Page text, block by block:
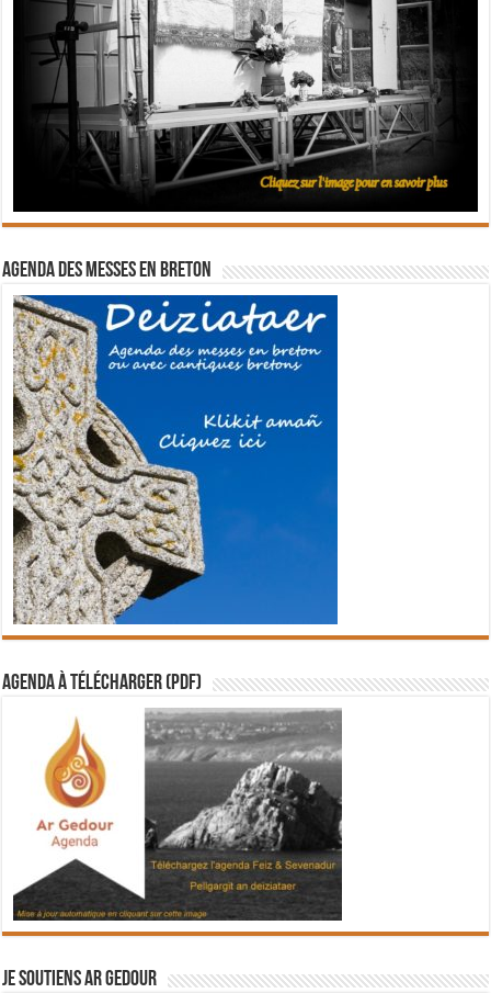
Agenda des messes en breton
Agenda à télécharger (PDF)
Je soutiens Ar Gedour